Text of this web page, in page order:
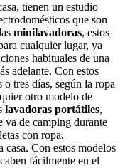
tienen un estudio
que son
minilavadoras, estos
cualquier lugar, ya
habituales de una
adelante. Con estos
tres días, según la ropa
otro modelo de
lavadoras portátiles,
va de camping durante
con ropa,
casa. Con estos modelos
fácilmente en el